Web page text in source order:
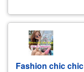
Fashion chic chic